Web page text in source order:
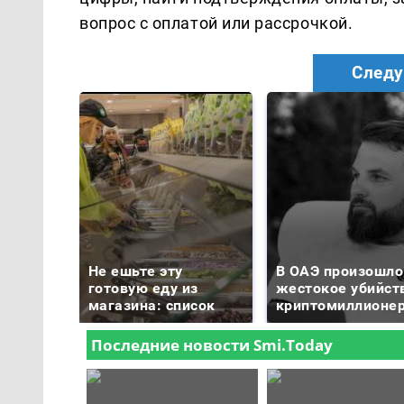
вопрос с оплатой или рассрочкой.
Не ешьте эту
готовую еду из
магазина: список
В ОАЭ произошло
жестокое